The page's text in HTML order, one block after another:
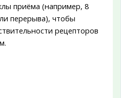
приёма (например, 8
перерыва), чтобы
рецепторов